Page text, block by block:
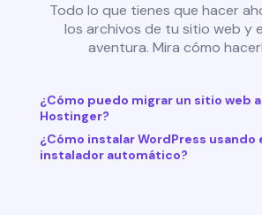
Todo lo que tienes que hacer
los archivos de tu sitio web y
aventura. Mira cómo
¿Cómo puedo migrar un sitio web a
Hostinger?
¿Cómo instalar WordPress usando
instalador automático?